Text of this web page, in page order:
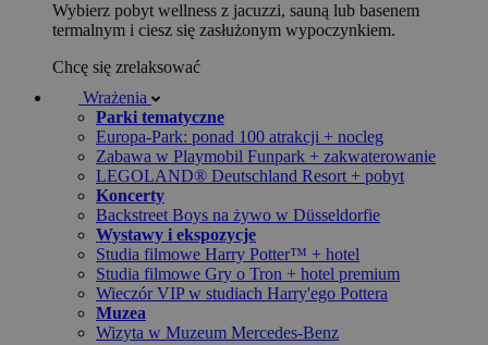
Wybierz pobyt wellness z jacuzzi, sauną lub basenem
termalnym i ciesz się zasłużonym wypoczynkiem.
Chcę się zrelaksować
Wrażenia
Parki tematyczne
Europa-Park: ponad 100 atrakcji + nocleg
Zabawa w Playmobil Funpark + zakwaterowanie
LEGOLAND® Deutschland Resort + pobyt
Koncerty
Backstreet Boys na żywo w Düsseldorfie
Wystawy i ekspozycje
Studia filmowe Harry Potter™ + hotel
Studia filmowe Gry o Tron + hotel premium
Wieczór VIP w studiach Harry'ego Pottera
Muzea
Wizyta w Muzeum Mercedes-Benz